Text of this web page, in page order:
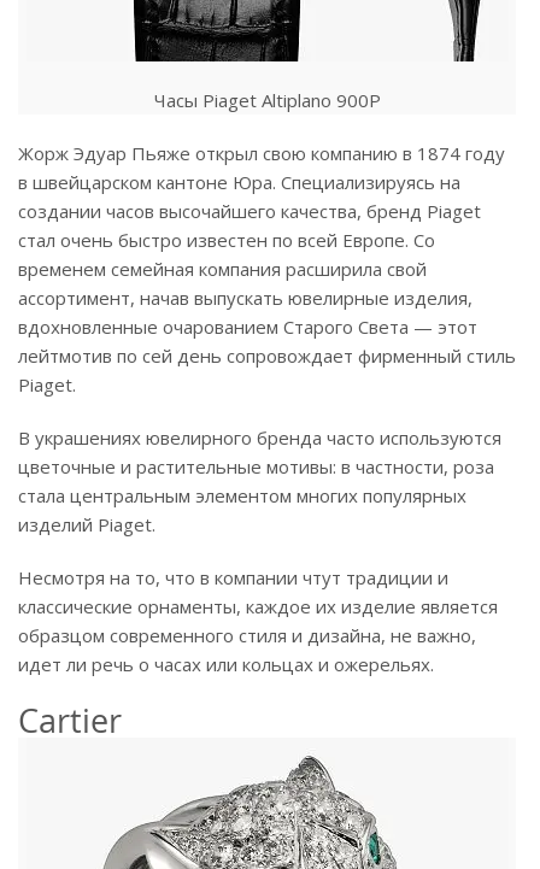
Часы Piaget Altiplano 900P
Жорж Эдуар Пьяже открыл свою компанию в 1874 году
в швейцарском кантоне Юра. Специализируясь на
создании часов высочайшего качества, бренд Piaget
стал очень быстро известен по всей Европе. Со
временем семейная компания расширила свой
ассортимент, начав выпускать ювелирные изделия,
вдохновленные очарованием Старого Света — этот
лейтмотив по сей день сопровождает фирменный стиль
Piaget.
В украшениях ювелирного бренда часто используются
цветочные и растительные мотивы: в частности, роза
стала центральным элементом многих популярных
изделий Piaget.
Несмотря на то, что в компании чтут традиции и
классические орнаменты, каждое их изделие является
образцом современного стиля и дизайна, не важно,
идет ли речь о часах или кольцах и ожерельях.
Cartier